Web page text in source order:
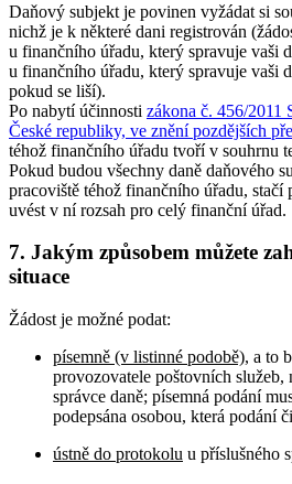
Daňový subjekt je povinen vyžádat si
nichž je k některé dani registrován
u finančního úřadu, který spravuje vaši
u finančního úřadu, který spravuje vaši
pokud se liší).
Po nabytí účinnosti zákona č. 456/2011
České republiky, ve znění pozdějších
téhož finančního úřadu tvoří v souhrnu
Pokud budou všechny daně daňového
pracoviště téhož finančního úřadu, stačí
uvést v ní rozsah pro celý finanční úřad.
7. Jakým způsobem můžete
situace
Žádost je možné podat:
písemně (v listinné podobě), a to
provozovatele poštovních služeb,
správce daně; písemná podání
podepsána osobou, která podání
ústně do protokolu u příslušného